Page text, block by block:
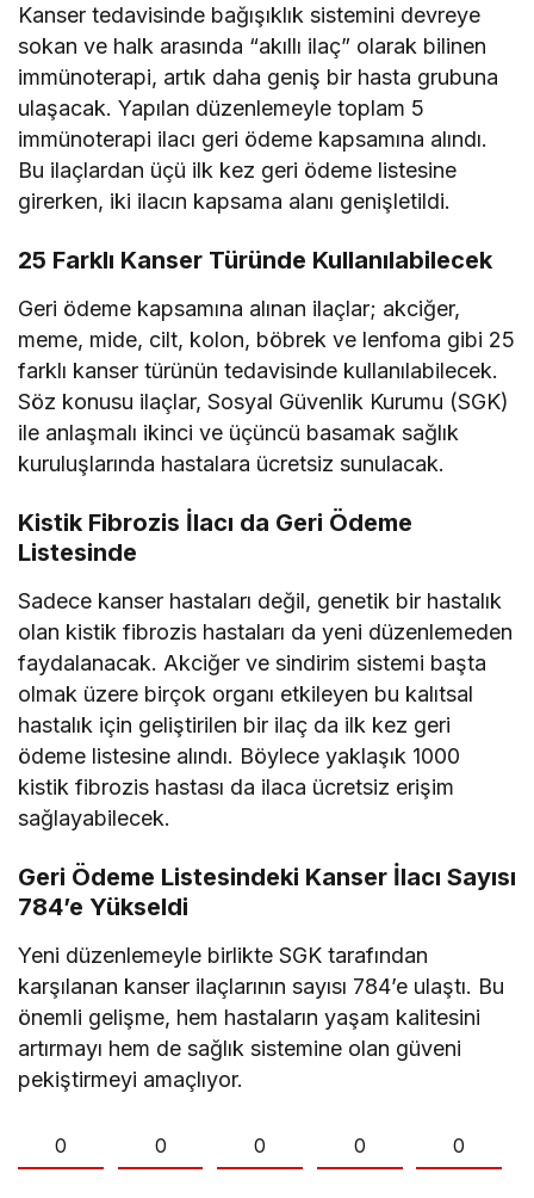
Kanser tedavisinde bağışıklık sistemini devreye
sokan ve halk arasında “akıllı ilaç” olarak bilinen
immünoterapi, artık daha geniş bir hasta grubuna
ulaşacak. Yapılan düzenlemeyle toplam 5
immünoterapi ilacı geri ödeme kapsamına alındı.
Bu ilaçlardan üçü ilk kez geri ödeme listesine
girerken, iki ilacın kapsama alanı genişletildi.
25 Farklı Kanser Türünde Kullanılabilecek
Geri ödeme kapsamına alınan ilaçlar; akciğer,
meme, mide, cilt, kolon, böbrek ve lenfoma gibi 25
farklı kanser türünün tedavisinde kullanılabilecek.
Söz konusu ilaçlar, Sosyal Güvenlik Kurumu (SGK)
ile anlaşmalı ikinci ve üçüncü basamak sağlık
kuruluşlarında hastalara ücretsiz sunulacak.
Kistik Fibrozis İlacı da Geri Ödeme
Listesinde
Sadece kanser hastaları değil, genetik bir hastalık
olan kistik fibrozis hastaları da yeni düzenlemeden
faydalanacak. Akciğer ve sindirim sistemi başta
olmak üzere birçok organı etkileyen bu kalıtsal
hastalık için geliştirilen bir ilaç da ilk kez geri
ödeme listesine alındı. Böylece yaklaşık 1000
kistik fibrozis hastası da ilaca ücretsiz erişim
sağlayabilecek.
Geri Ödeme Listesindeki Kanser İlacı Sayısı
784’e Yükseldi
Yeni düzenlemeyle birlikte SGK tarafından
karşılanan kanser ilaçlarının sayısı 784’e ulaştı. Bu
önemli gelişme, hem hastaların yaşam kalitesini
artırmayı hem de sağlık sistemine olan güveni
pekiştirmeyi amaçlıyor.
0 0 0 0 0